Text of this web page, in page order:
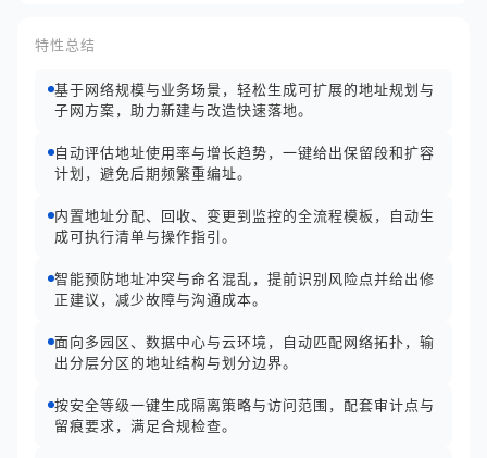
特性总结
基于网络规模与业务场景，轻松生成可扩展的地址规划与
子网方案，助力新建与改造快速落地。
自动评估地址使用率与增长趋势，一键给出保留段和扩容
计划，避免后期频繁重编址。
内置地址分配、回收、变更到监控的全流程模板，自动生
成可执行清单与操作指引。
智能预防地址冲突与命名混乱，提前识别风险点并给出修
正建议，减少故障与沟通成本。
面向多园区、数据中心与云环境，自动匹配网络拓扑，输
出分层分区的地址结构与划分边界。
按安全等级一键生成隔离策略与访问范围，配套审计点与
留痕要求，满足合规检查。